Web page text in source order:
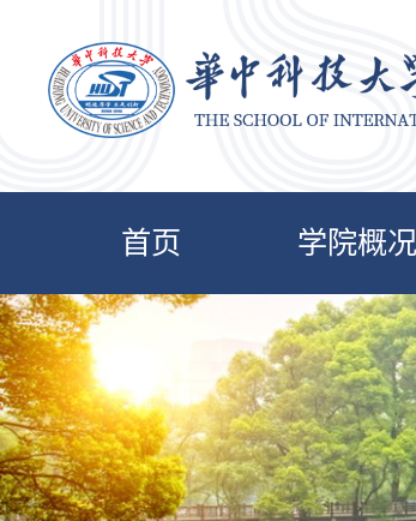
首页 学院概况